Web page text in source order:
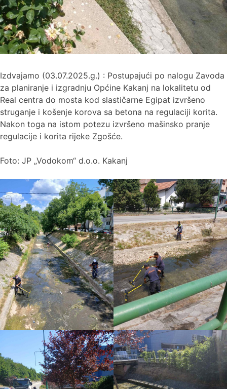
Izdvajamo (03.07.2025.g.) : Postupajući po nalogu Zavoda
za planiranje i izgradnju Općine Kakanj na lokalitetu od
Real centra do mosta kod slastičarne Egipat izvršeno
struganje i košenje korova sa betona na regulaciji korita.
Nakon toga na istom potezu izvršeno mašinsko pranje
regulacije i korita rijeke Zgošće.
Foto: JP „Vodokom“ d.o.o. Kakanj